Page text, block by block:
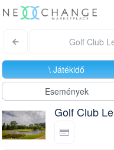
Golf Club
\ Játékidő
Események
Golf Club